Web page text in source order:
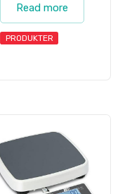
Read more
PRODUKTER